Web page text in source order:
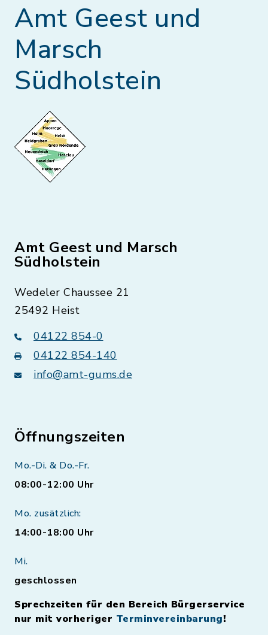
Amt Geest und
Marsch
Südholstein
Amt Geest und Marsch
Südholstein
Wedeler Chaussee 21
25492 Heist
04122 854-0
04122 854-140
info@amt-gums.de
Öffnungszeiten
Mo.-Di. & Do.-Fr.
08:00-12:00 Uhr
Mo. zusätzlich:
14:00-18:00 Uhr
Mi.
geschlossen
Sprechzeiten für den Bereich Bürgerservice
nur mit vorheriger Terminvereinbarung!